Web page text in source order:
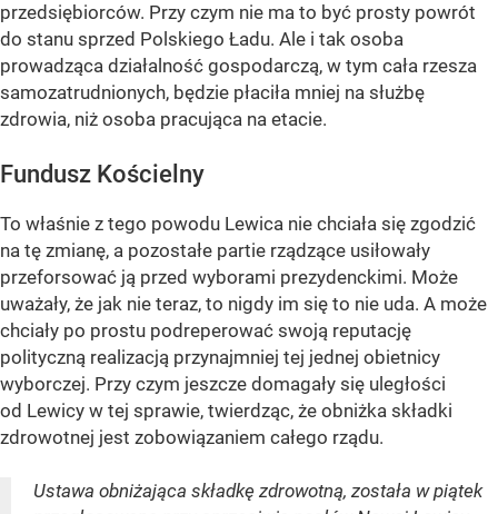
przedsiębiorców. Przy czym nie ma to być prosty powrót
do stanu sprzed Polskiego Ładu. Ale i tak osoba
prowadząca działalność gospodarczą, w tym cała rzesza
samozatrudnionych, będzie płaciła mniej na służbę
zdrowia, niż osoba pracująca na etacie.
Fundusz Kościelny
To właśnie z tego powodu Lewica nie chciała się zgodzić
na tę zmianę, a pozostałe partie rządzące usiłowały
przeforsować ją przed wyborami prezydenckimi. Może
uważały, że jak nie teraz, to nigdy im się to nie uda. A może
chciały po prostu podreperować swoją reputację
polityczną realizacją przynajmniej tej jednej obietnicy
wyborczej. Przy czym jeszcze domagały się uległości
od Lewicy w tej sprawie, twierdząc, że obniżka składki
zdrowotnej jest zobowiązaniem całego rządu.
Ustawa obniżająca składkę zdrowotną, została w piątek